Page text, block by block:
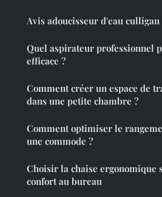
Avis adoucisseur d'eau
Quel aspirateur professionnel
efficace ?
Comment créer un espace de
dans une petite chambre ?
Comment optimiser le
une commode ?
Choisir la chaise ergonomique
confort au bureau